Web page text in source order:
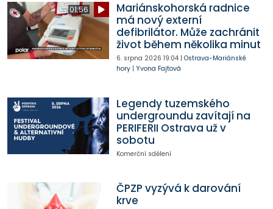
01:56
Mariánskohorská radnice
má nový externí
defibrilátor. Může zachránit
život během několika minut
6. srpna 2026 19:04| Ostrava-Mariánské
hory| Yvona Fajtová
Legendy tuzemského
undergroundu zavítají na
PERIFERII Ostrava už v
sobotu
Komerční sdělení
ČPZP vyzývá k darování
krve